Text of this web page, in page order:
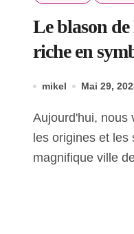
Le blason
riche en
mikel Mai 29,
Aujourd'hui, nous vous invitons à plonger dans
les origines et
magnifique ville